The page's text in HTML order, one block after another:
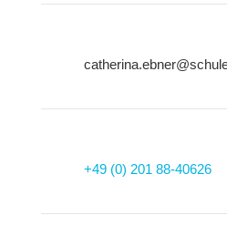
+49 (0) 201 88-40626